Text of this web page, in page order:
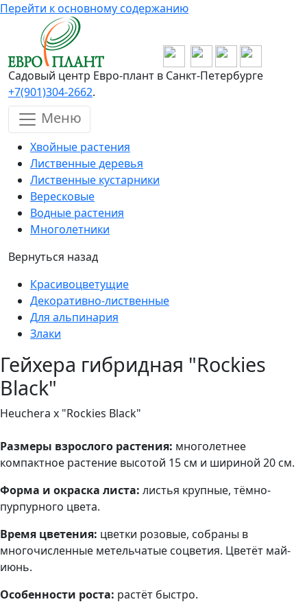
Перейти к основному содержанию
Садовый центр Евро-плант в Санкт-Петербурге
+7(901)304-2662.
Меню
Хвойные растения
Лиственные деревья
Лиственные кустарники
Вересковые
Водные растения
Многолетники
Вернуться назад
Красивоцветущие
Декоративно-лиственные
Для альпинария
Злаки
Гейхера гибридная "Rockies
Black"
Heuchera x "Rockies Black"
Размеры взрослого растения: многолетнее
компактное растение высотой 15 см и шириной 20 см.
Форма и окраска листа: листья крупные, тёмно-
пурпурного цвета.
Время цветения: цветки розовые, собраны в
многочисленные метельчатые соцветия. Цветёт май-
июнь.
Особенности роста: растёт быстро.